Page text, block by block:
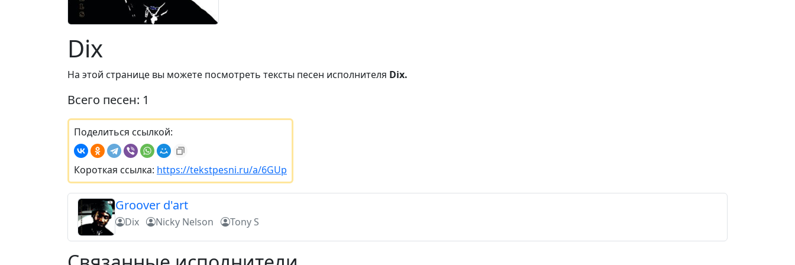
Dix
На этой странице вы можете посмотреть тексты песен исполнителя Dix.
Всего песен: 1
Поделиться ссылкой:
Короткая ссылка: https://tekstpesni.ru/a/6GUp
Groover d'art
Dix Nicky Nelson Tony S